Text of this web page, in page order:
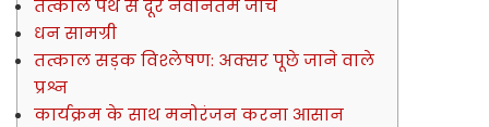
तत्काल पथ से दूर नवीनतम जांच
धन सामग्री
तत्काल सड़क विश्लेषण: अक्सर पूछे जाने वाले
प्रश्न
कार्यक्रम के साथ मनोरंजन करना आसान